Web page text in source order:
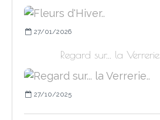
27/01/2026
Regard sur... la Verrerie..
27/10/2025